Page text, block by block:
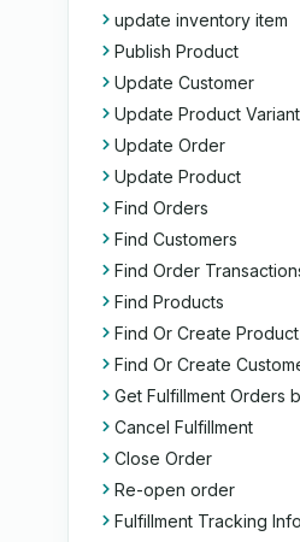
update inventory item
Publish Product
Update Customer
Update Product Variant
Update Order
Update Product
Find Orders
Find Customers
Find Order
Find Products
Find Or Create Product
Find Or Create
Get Fulfillment Orders
Cancel Fulfillment
Close Order
Re-open order
Fulfillment Tracking